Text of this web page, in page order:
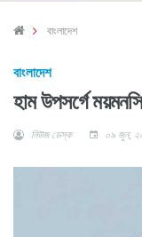
বাংলাদেশ
বাংলাদেশ
হাম উপসর্গে
নিউজ ডেস্ক ০৯ জুন,